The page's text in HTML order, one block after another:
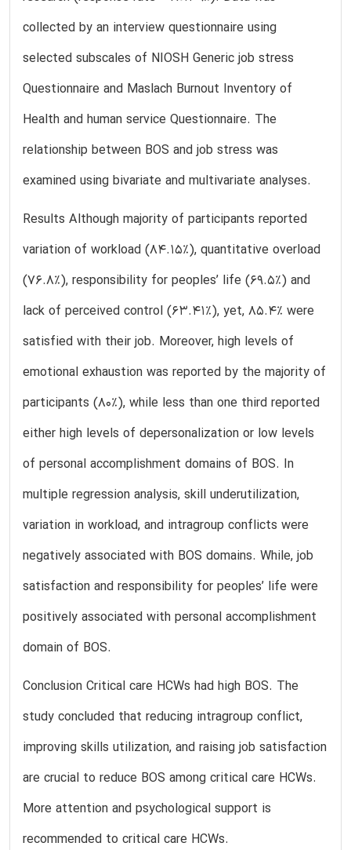
collected by an interview questionnaire using
selected subscales of NIOSH Generic job stress
Questionnaire and Maslach Burnout Inventory of
Health and human service Questionnaire. The
relationship between BOS and job stress was
examined using bivariate and multivariate analyses.
Results Although majority of participants reported
variation of workload (84.15%), quantitative overload
(76.8%), responsibility for peoples’ life (69.5%) and
lack of perceived control (63.41%), yet, 85.4% were
satisfied with their job. Moreover, high levels of
emotional exhaustion was reported by the majority of
participants (80%), while less than one third reported
either high levels of depersonalization or low levels
of personal accomplishment domains of BOS. In
multiple regression analysis, skill underutilization,
variation in workload, and intragroup conflicts were
negatively associated with BOS domains. While, job
satisfaction and responsibility for peoples’ life were
positively associated with personal accomplishment
domain of BOS.
Conclusion Critical care HCWs had high BOS. The
study concluded that reducing intragroup conflict,
improving skills utilization, and raising job satisfaction
are crucial to reduce BOS among critical care HCWs.
More attention and psychological support is
recommended to critical care HCWs.